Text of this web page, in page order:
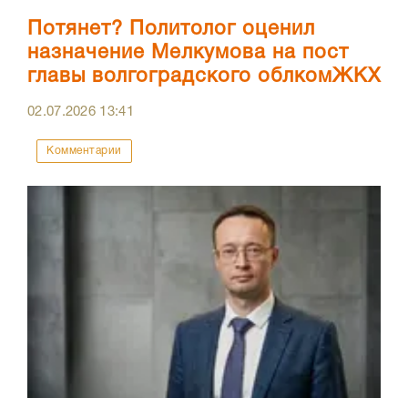
Потянет? Политолог оценил
назначение Мелкумова на пост
главы волгоградского облкомЖКХ
02.07.2026 13:41
Комментарии